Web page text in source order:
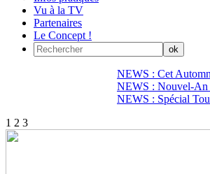
Vu à la TV
Partenaires
Le Concept !
NEWS : Cet
NEWS : Nouvel-An
NEWS : Spécial
1 2 3